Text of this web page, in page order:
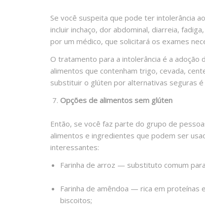
Se você suspeita que pode ter intolerância
incluir inchaço, dor abdominal, diarreia,
por um médico, que solicitará os exames
O tratamento para a intolerância é a adoção
alimentos que contenham trigo, cevada,
substituir o glúten por alternativas seguras é
Opções de alimentos sem glúten
Então, se você faz parte do grupo de
alimentos e ingredientes que podem ser
interessantes:
Farinha de arroz — substituto comum
Farinha de amêndoa — rica em proteínas
biscoitos;